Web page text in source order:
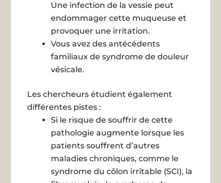
Une infection de la vessie peut
endommager cette muqueuse et
provoquer une irritation.
Vous avez des antécédents
familiaux de syndrome de douleur
vésicale.
Les chercheurs étudient également
différentes pistes :
Si le risque de souffrir de cette
pathologie augmente lorsque les
patients souffrent d’autres
maladies chroniques, comme le
syndrome du côlon irritable (SCI), la